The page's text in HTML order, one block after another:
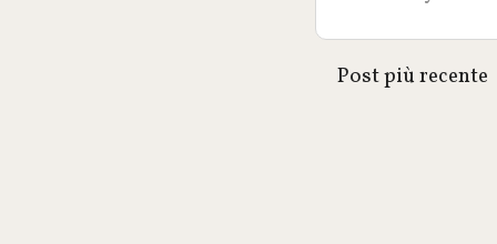
Post più recente